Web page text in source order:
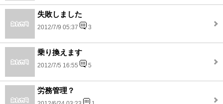
失敗しました
2012/7/9 05:37 3
乗り換えます
2012/7/5 16:55 5
労務管理？